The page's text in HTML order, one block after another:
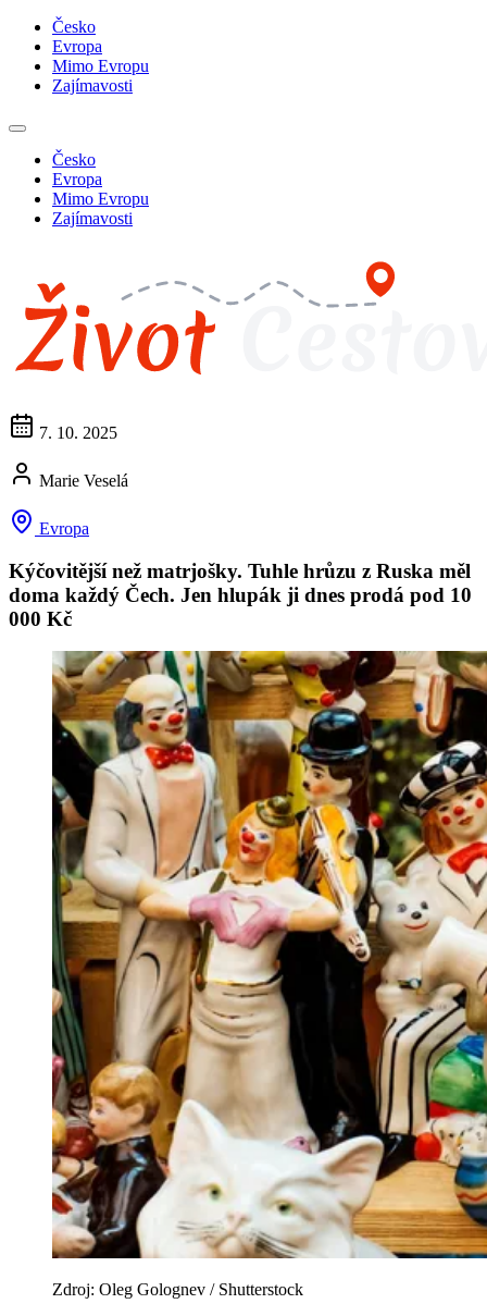
Česko
Evropa
Mimo Evropu
Zajímavosti
Česko
Evropa
Mimo Evropu
Zajímavosti
7. 10. 2025
Marie Veselá
Evropa
Kýčovitější než matrjošky. Tuhle hrůzu z Ruska měl
doma každý Čech. Jen hlupák ji dnes prodá pod 10
000 Kč
Zdroj: Oleg Golognev / Shutterstock